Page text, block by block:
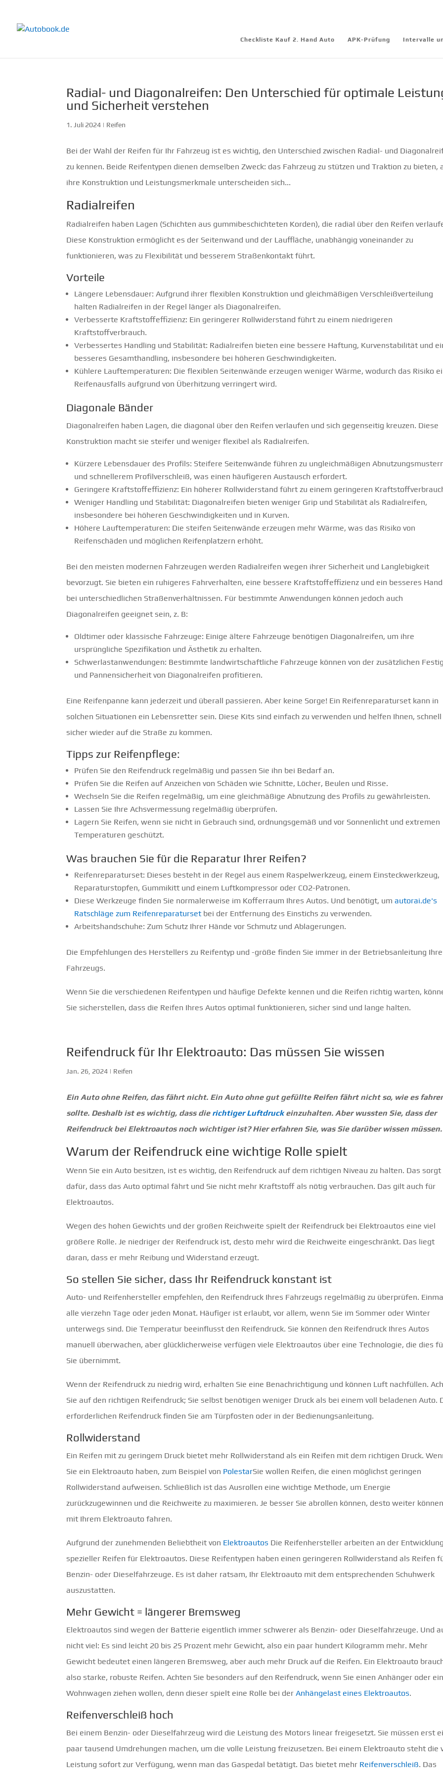
Checkliste Kauf 2. Hand Auto APK-Prüfung Intervalle
Radial- und Diagonalreifen: Den Unterschied für optimale
und Sicherheit verstehen
1. Juli 2024 | Reifen
Bei der Wahl der Reifen für Ihr Fahrzeug ist es wichtig, den Unterschied zwischen Radial- und
zu kennen. Beide Reifentypen dienen demselben Zweck: das Fahrzeug zu stützen und Traktion zu bieten,
ihre Konstruktion und Leistungsmerkmale unterscheiden sich...
Radialreifen
Radialreifen haben Lagen (Schichten aus gummibeschichteten Korden), die radial über den Reifen
Diese Konstruktion ermöglicht es der Seitenwand und der Lauffläche, unabhängig voneinander zu
funktionieren, was zu Flexibilität und besserem Straßenkontakt führt.
Vorteile
Längere Lebensdauer: Aufgrund ihrer flexiblen Konstruktion und gleichmäßigen Verschleißverteilung
halten Radialreifen in der Regel länger als Diagonalreifen.
Verbesserte Kraftstoffeffizienz: Ein geringerer Rollwiderstand führt zu einem niedrigeren
Kraftstoffverbrauch.
Verbessertes Handling und Stabilität: Radialreifen bieten eine bessere Haftung, Kurvenstabilität und
besseres Gesamthandling, insbesondere bei höheren Geschwindigkeiten.
Kühlere Lauftemperaturen: Die flexiblen Seitenwände erzeugen weniger Wärme, wodurch das Risiko
Reifenausfalls aufgrund von Überhitzung verringert wird.
Diagonale Bänder
Diagonalreifen haben Lagen, die diagonal über den Reifen verlaufen und sich gegenseitig kreuzen. Diese
Konstruktion macht sie steifer und weniger flexibel als Radialreifen.
Kürzere Lebensdauer des Profils: Steifere Seitenwände führen zu ungleichmäßigen
und schnellerem Profilverschleiß, was einen häufigeren Austausch erfordert.
Geringere Kraftstoffeffizienz: Ein höherer Rollwiderstand führt zu einem geringeren
Weniger Handling und Stabilität: Diagonalreifen bieten weniger Grip und Stabilität als Radialreifen,
insbesondere bei höheren Geschwindigkeiten und in Kurven.
Höhere Lauftemperaturen: Die steifen Seitenwände erzeugen mehr Wärme, was das Risiko von
Reifenschäden und möglichen Reifenplatzern erhöht.
Bei den meisten modernen Fahrzeugen werden Radialreifen wegen ihrer Sicherheit und Langlebigkeit
bevorzugt. Sie bieten ein ruhigeres Fahrverhalten, eine bessere Kraftstoffeffizienz und ein besseres
bei unterschiedlichen Straßenverhältnissen. Für bestimmte Anwendungen können jedoch auch
Diagonalreifen geeignet sein, z. B:
Oldtimer oder klassische Fahrzeuge: Einige ältere Fahrzeuge benötigen Diagonalreifen, um ihre
ursprüngliche Spezifikation und Ästhetik zu erhalten.
Schwerlastanwendungen: Bestimmte landwirtschaftliche Fahrzeuge können von der zusätzlichen
und Pannensicherheit von Diagonalreifen profitieren.
Eine Reifenpanne kann jederzeit und überall passieren. Aber keine Sorge! Ein Reifenreparaturset kann in
solchen Situationen ein Lebensretter sein. Diese Kits sind einfach zu verwenden und helfen Ihnen,
sicher wieder auf die Straße zu kommen.
Tipps zur Reifenpflege:
Prüfen Sie den Reifendruck regelmäßig und passen Sie ihn bei Bedarf an.
Prüfen Sie die Reifen auf Anzeichen von Schäden wie Schnitte, Löcher, Beulen und Risse.
Wechseln Sie die Reifen regelmäßig, um eine gleichmäßige Abnutzung des Profils zu gewährleisten.
Lassen Sie Ihre Achsvermessung regelmäßig überprüfen.
Lagern Sie Reifen, wenn sie nicht in Gebrauch sind, ordnungsgemäß und vor Sonnenlicht und extremen
Temperaturen geschützt.
Was brauchen Sie für die Reparatur Ihrer Reifen?
Reifenreparaturset: Dieses besteht in der Regel aus einem Raspelwerkzeug, einem Einsteckwerkzeug,
Reparaturstopfen, Gummikitt und einem Luftkompressor oder CO2-Patronen.
Diese Werkzeuge finden Sie normalerweise im Kofferraum Ihres Autos. Und benötigt, umautorai.de's
Ratschläge zum Reifenreparatursetbei der Entfernung des Einstichs zu verwenden.
Arbeitshandschuhe: Zum Schutz Ihrer Hände vor Schmutz und Ablagerungen.
Die Empfehlungen des Herstellers zu Reifentyp und -größe finden Sie immer in der Betriebsanleitung
Fahrzeugs.
Wenn Sie die verschiedenen Reifentypen und häufige Defekte kennen und die Reifen richtig warten,
Sie sicherstellen, dass die Reifen Ihres Autos optimal funktionieren, sicher sind und lange halten.
Reifendruck für Ihr Elektroauto: Das müssen Sie wissen
Jan. 26, 2024 | Reifen
Ein Auto ohne Reifen, das fährt nicht. Ein Auto ohne gut gefüllte Reifen fährt nicht so, wie es
sollte. Deshalb ist es wichtig, dass die richtiger Luftdruckeinzuhalten. Aber wussten Sie, dass der
Reifendruck bei Elektroautos noch wichtiger ist? Hier erfahren Sie, was Sie darüber wissen müssen.
Warum der Reifendruck eine wichtige Rolle spielt
Wenn Sie ein Auto besitzen, ist es wichtig, den Reifendruck auf dem richtigen Niveau zu halten. Das sorgt
dafür, dass das Auto optimal fährt und Sie nicht mehr Kraftstoff als nötig verbrauchen. Das gilt auch für
Elektroautos.
Wegen des hohen Gewichts und der großen Reichweite spielt der Reifendruck bei Elektroautos eine viel
größere Rolle. Je niedriger der Reifendruck ist, desto mehr wird die Reichweite eingeschränkt. Das liegt
daran, dass er mehr Reibung und Widerstand erzeugt.
So stellen Sie sicher, dass Ihr Reifendruck konstant ist
Auto- und Reifenhersteller empfehlen, den Reifendruck Ihres Fahrzeugs regelmäßig zu überprüfen.
alle vierzehn Tage oder jeden Monat. Häufiger ist erlaubt, vor allem, wenn Sie im Sommer oder Winter
unterwegs sind. Die Temperatur beeinflusst den Reifendruck. Sie können den Reifendruck Ihres Autos
manuell überwachen, aber glücklicherweise verfügen viele Elektroautos über eine Technologie, die dies
Sie übernimmt.
Wenn der Reifendruck zu niedrig wird, erhalten Sie eine Benachrichtigung und können Luft nachfüllen.
Sie auf den richtigen Reifendruck; Sie selbst benötigen weniger Druck als bei einem voll beladenen Auto.
erforderlichen Reifendruck finden Sie am Türpfosten oder in der Bedienungsanleitung.
Rollwiderstand
Ein Reifen mit zu geringem Druck bietet mehr Rollwiderstand als ein Reifen mit dem richtigen Druck.
Sie ein Elektroauto haben, zum Beispiel von PolestarSie wollen Reifen, die einen möglichst geringen
Rollwiderstand aufweisen. Schließlich ist das Ausrollen eine wichtige Methode, um Energie
zurückzugewinnen und die Reichweite zu maximieren. Je besser Sie abrollen können, desto weiter
mit Ihrem Elektroauto fahren.
Aufgrund der zunehmenden Beliebtheit von Elektroautos Die Reifenhersteller arbeiten an der
spezieller Reifen für Elektroautos. Diese Reifentypen haben einen geringeren Rollwiderstand als Reifen
Benzin- oder Dieselfahrzeuge. Es ist daher ratsam, Ihr Elektroauto mit dem entsprechenden Schuhwerk
auszustatten.
Mehr Gewicht = längerer Bremsweg
Elektroautos sind wegen der Batterie eigentlich immer schwerer als Benzin- oder Dieselfahrzeuge. Und
nicht viel: Es sind leicht 20 bis 25 Prozent mehr Gewicht, also ein paar hundert Kilogramm mehr. Mehr
Gewicht bedeutet einen längeren Bremsweg, aber auch mehr Druck auf die Reifen. Ein Elektroauto
also starke, robuste Reifen. Achten Sie besonders auf den Reifendruck, wenn Sie einen Anhänger oder
Wohnwagen ziehen wollen, denn dieser spielt eine Rolle bei derAnhängelast eines Elektroautos.
Reifenverschleiß hoch
Bei einem Benzin- oder Dieselfahrzeug wird die Leistung des Motors linear freigesetzt. Sie müssen erst
paar tausend Umdrehungen machen, um die volle Leistung freizusetzen. Bei einem Elektroauto steht die
Leistung sofort zur Verfügung, wenn man das Gaspedal betätigt. Das bietet mehr Reifenverschleiß. Das